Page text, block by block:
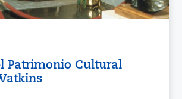
Patrimonio Cultural